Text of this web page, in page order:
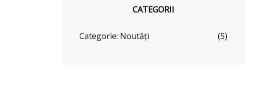
CATEGORII
Categorie: Noutăți (5)